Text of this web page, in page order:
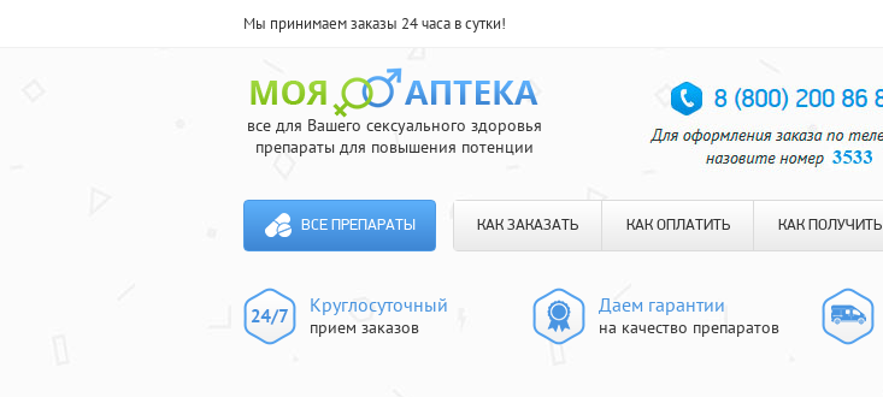
Мы принимаем заказы 24 часа в сутки!
все для Вашего сексуального здоровья
препараты для повышения потенции
ВСЕ ПРЕПАРАТЫ КАК ЗАКАЗАТЬ КАК ОПЛАТИТЬ КАК ПОЛУЧИТЬ
Круглосуточный
прием заказов
Даем гарантии
на качество препаратов